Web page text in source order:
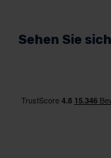
Sehen Sie